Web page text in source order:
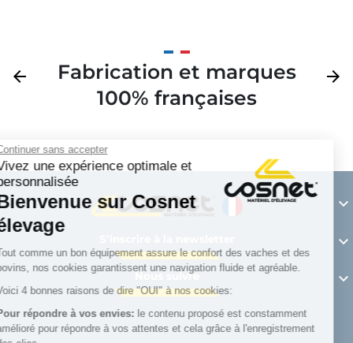
Continuer sans accepter
Vivez une expérience optimale et
personnalisée
Bienvenue sur Cosnet
élevage
Tout comme un bon équipement assure le confort des vaches et des
bovins, nos cookies garantissent une navigation fluide et agréable.
Voici 4 bonnes raisons de dire "OUI" à nos cookies:
Pour répondre à vos envies:le contenu proposé est constamment
amélioré pour répondre à vos attentes et cela grâce à l'enregistrement
Précédent
arrow_back
Fabrication et marques
100% françaises
arrow_forward


Nous suivre 